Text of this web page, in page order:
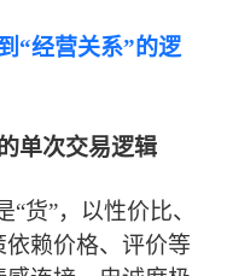
“经营关系”的逻
单次交易逻辑
货”，以性价比、
赖价格、评价等